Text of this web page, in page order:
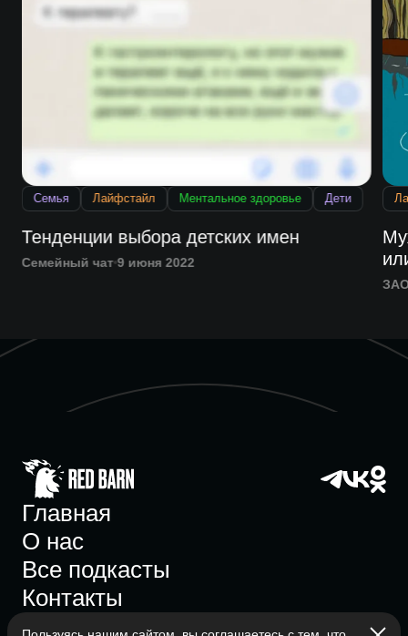
Семья Лайфстайл Ментальное здоровье Дети
Тенденции выбора детских имен
Семейный чат 9 июня 2022
Главная
О нас
Все подкасты
Контакты